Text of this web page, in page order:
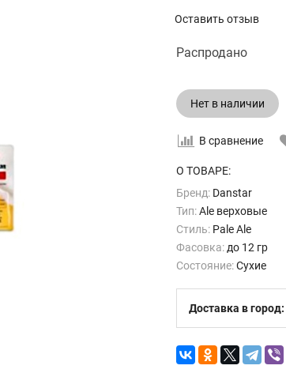
Оставить отзыв
Распродано
Нет в наличии
В сравнение
О ТОВАРЕ:
Бренд: Danstar
Тип:Ale верховые
Стиль: Pale Ale
Фасовка: до 12 гр
Состояние:Сухие
Доставка в город: